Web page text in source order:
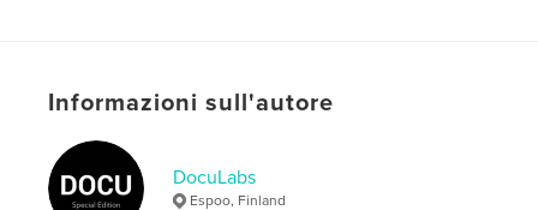
Sito web dell'autore
https://docu-magazine.com/
Informazioni sull'autore
DocuLabs
Espoo, Finland